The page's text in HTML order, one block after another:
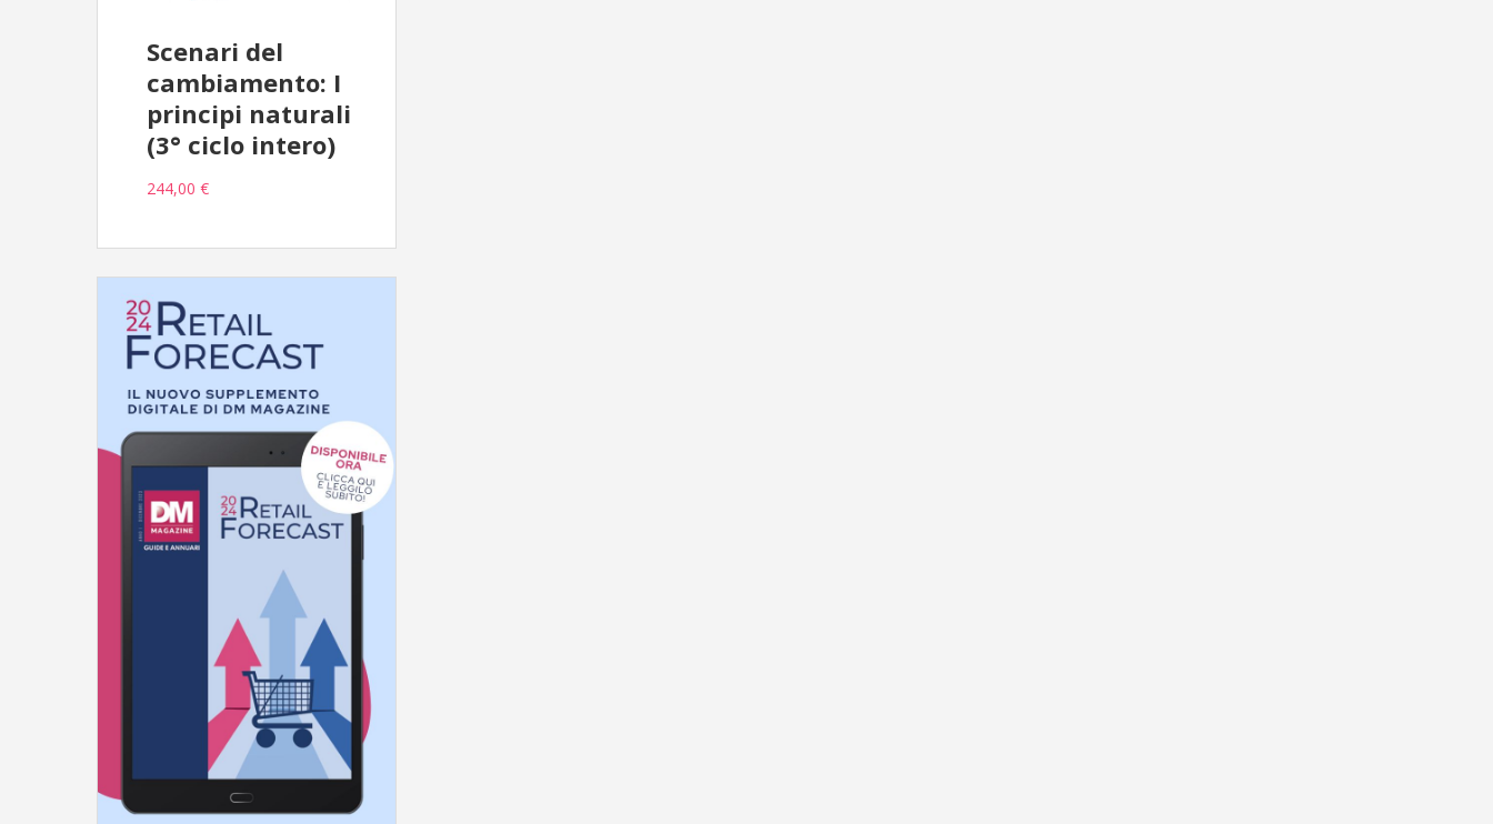
Scenari del
cambiamento: I
principi naturali
(3° ciclo intero)
244,00 €